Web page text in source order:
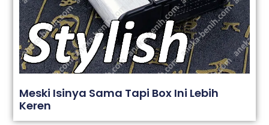
Meski Isinya Sama Tapi Box Ini Lebih
Keren